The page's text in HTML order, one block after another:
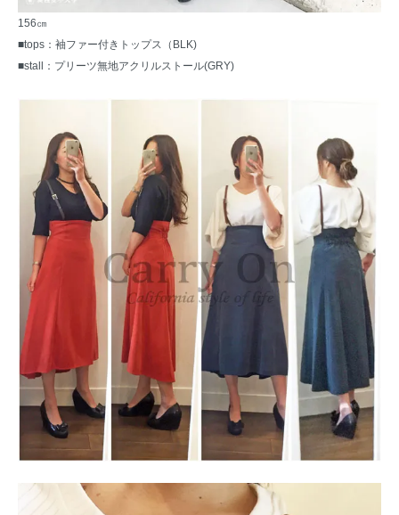
156㎝
■tops： 袖ファー付きトップス （BLK)
■stall： プリーツ無地アクリルストール(GRY)